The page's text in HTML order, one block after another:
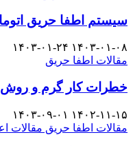
سیستم اطفا حریق
۱۴۰۳-۰۱-۰۸ ۱۴۰۳-۰۱-۲۴
مقالات اطفا حریق
خطرات کار گرم و روش
۱۴۰۲-۱۱-۱۵ ۱۴۰۳-۰۹-۰۱
مقالات اطفا حریق مقالات